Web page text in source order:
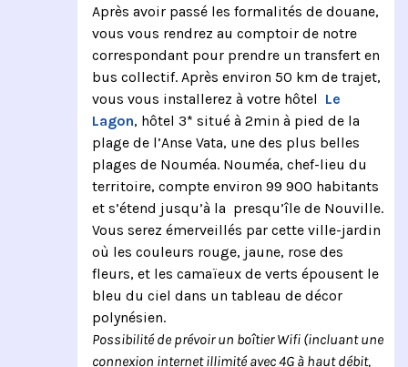
Après avoir passé les formalités de douane,
vous vous rendrez au comptoir de notre
correspondant pour prendre un transfert en
bus collectif. Après environ 50 km de trajet,
vous vous installerez à votre hôtel Le
Lagon, hôtel 3* situé à 2min à pied de la
plage de l’Anse Vata, une des plus belles
plages de Nouméa. Nouméa, chef-lieu du
territoire, compte environ 99 900 habitants
et s’étend jusqu’à la presqu’île de Nouville.
Vous serez émerveillés par cette ville-jardin
où les couleurs rouge, jaune, rose des
fleurs, et les camaïeux de verts épousent le
bleu du ciel dans un tableau de décor
polynésien.
Possibilité de prévoir un boîtier Wifi (incluant une
connexion internet illimité avec 4G à haut débit,